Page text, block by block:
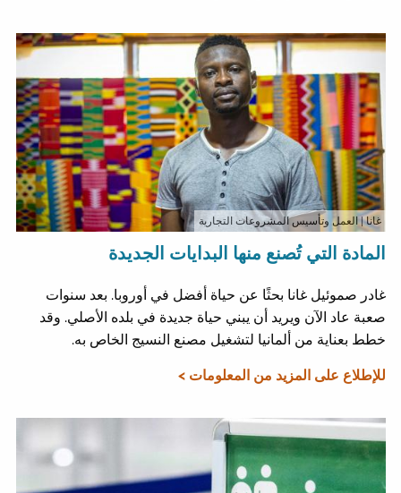
غانا| العمل وتأسيس المشروعات التجارية
المادة التي تُصنع منها البدايات الجديدة
غادر صموئيل غانا بحثًا عن حياة أفضل في أوروبا. بعد سنوات
صعبة عاد الآن ويريد أن يبني حياة جديدة في بلده الأصلي. وقد
خطط بعناية من ألمانيا لتشغيل مصنع النسيج الخاص به.
للإطلاع على المزيد من المعلومات >